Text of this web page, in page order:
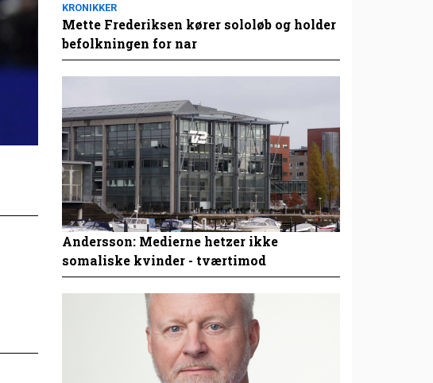
KRONIKKER
Mette Frederiksen kører sololøb og holder
befolkningen for nar
Andersson: Medierne hetzer ikke
somaliske kvinder - tværtimod